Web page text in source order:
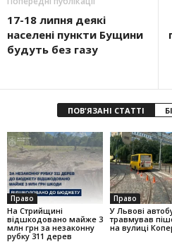
17-18 липня деякі
населені пункти Бущини
будуть без газу
ПОВ'ЯЗАНІ СТАТТІ
Право
На Стрийщині
відшкодовано майже 3
млн грн за незаконну
рубку 311 дерев
Право
У Львові
травмував
на вулиці